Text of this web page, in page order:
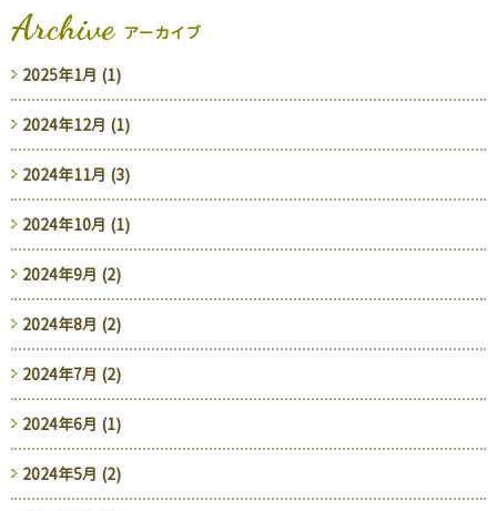
Archive アーカイブ
2025年1月 (1)
2024年12月 (1)
2024年11月 (3)
2024年10月 (1)
2024年9月 (2)
2024年8月 (2)
2024年7月 (2)
2024年6月 (1)
2024年5月 (2)